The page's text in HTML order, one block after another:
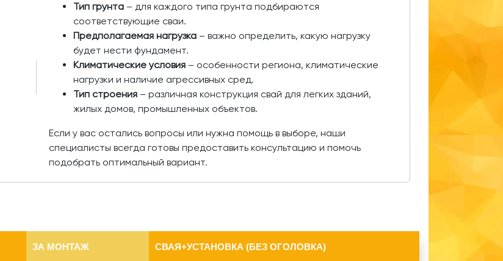
Тип грунта – для каждого типа грунта подбираются
соответствующие сваи.
Предполагаемая нагрузка – важно определить, какую нагрузку
будет нести фундамент.
Климатические условия – особенности региона, климатические
нагрузки и наличие агрессивных сред.
Тип строения – различная конструкция свай для легких зданий,
жилых домов, промышленных объектов.
Если у вас остались вопросы или нужна помощь в выборе, наши
специалисты всегда готовы предоставить консультацию и помочь
подобрать оптимальный вариант.
ЗА МОНТАЖ СВАЯ+УСТАНОВКА (БЕЗ ОГОЛОВКА)